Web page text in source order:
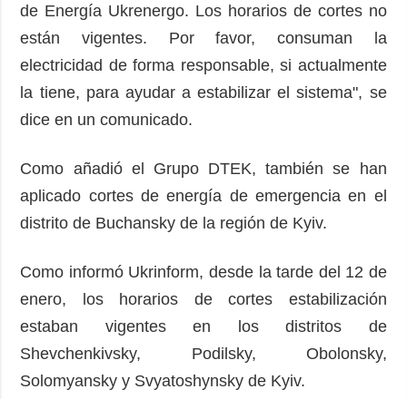
de Energía Ukrenergo. Los horarios de cortes no
están vigentes. Por favor, consuman la
electricidad de forma responsable, si actualmente
la tiene, para ayudar a estabilizar el sistema", se
dice en un comunicado.
Como añadió el Grupo DTEK, también se han
aplicado cortes de energía de emergencia en el
distrito de Buchansky de la región de Kyiv.
Como informó Ukrinform, desde la tarde del 12 de
enero, los horarios de cortes estabilización
estaban vigentes en los distritos de
Shevchenkivsky, Podilsky, Obolonsky,
Solomyansky y Svyatoshynsky de Kyiv.